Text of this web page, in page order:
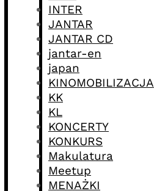
INTER
JANTAR
JANTAR CD
jantar-en
japan
KINOMOBILIZACJA
KK
KL
KONCERTY
KONKURS
Makulatura
Meetup
MENAŻKI